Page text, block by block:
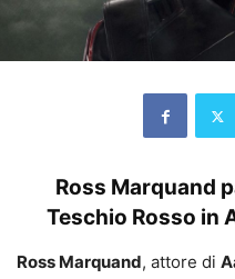
Ross Marquand
Teschio Rosso in
Ross Marquand, attore di